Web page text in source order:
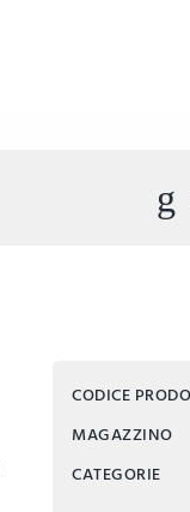
CODICE
MAGAZZINO
CATEGORIE